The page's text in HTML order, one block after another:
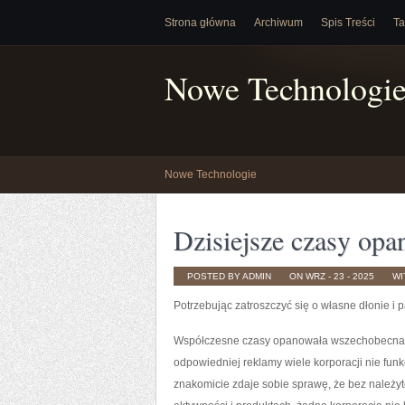
Strona główna Archiwum Spis Treści
Nowe
Nowe Technologie
Dzisiejsze czasy
POSTED BY ADMIN ON WRZ - 23 - 2025
Potrzebując zatroszczyć się o własne dłonie
Współczesne czasy opanowała
odpowiedniej reklamy wiele korporacji nie
znakomicie zdaje sobie sprawę, że bez